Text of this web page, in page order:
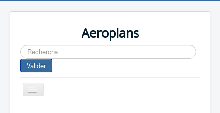
Aeroplans
Rechercher
Valider
Toggle
Navigation